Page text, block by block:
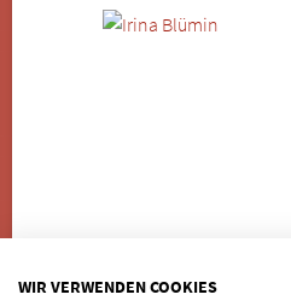
WIR VERWENDEN COOKIES